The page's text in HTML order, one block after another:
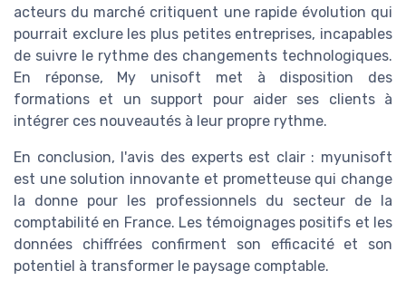
acteurs du marché critiquent une rapide évolution qui
pourrait exclure les plus petites entreprises, incapables
de suivre le rythme des changements technologiques.
En réponse, My unisoft met à disposition des
formations et un support pour aider ses clients à
intégrer ces nouveautés à leur propre rythme.
En conclusion, l'avis des experts est clair : myunisoft
est une solution innovante et prometteuse qui change
la donne pour les professionnels du secteur de la
comptabilité en France. Les témoignages positifs et les
données chiffrées confirment son efficacité et son
potentiel à transformer le paysage comptable.